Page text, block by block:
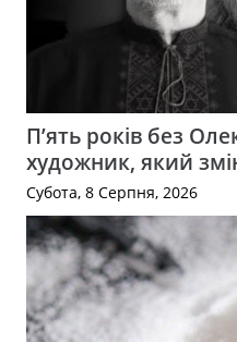
П’ять років без
художник, який
Субота, 8 Серпня, 2026